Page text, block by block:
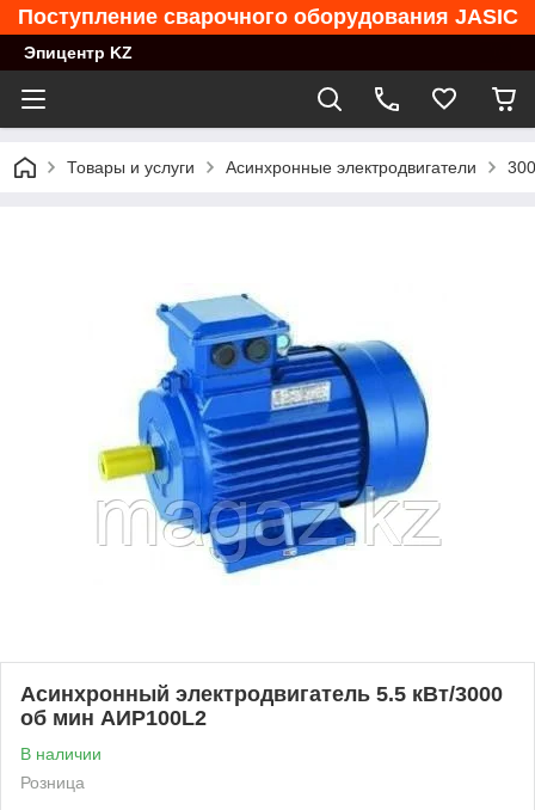
Поступление сварочного оборудования JASIC
Эпицентр KZ
Товары и услуги Асинхронные электродвигатели
Асинхронный электродвигатель 5.5 кВт/3000
об мин АИР100L2
В наличии
Розница